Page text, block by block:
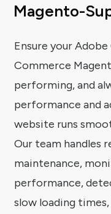
Magento-
Ensure your
Commerce
performing, and
performance and
website runs
Our team handles
maintenance,
performance,
slow loading